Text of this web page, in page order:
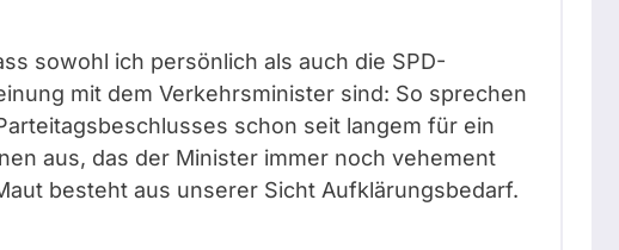
sowohl ich persönlich als auch die SPD-
mit dem Verkehrsminister sind: So sprechen
schon seit langem für ein
aus, das der Minister immer noch vehement
besteht aus unserer Sicht Aufklärungsbedarf.